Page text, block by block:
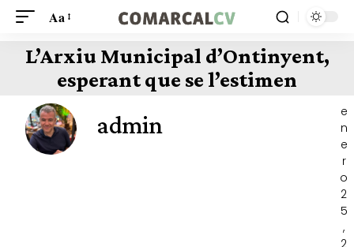
Aa
L’Arxiu Municipal d’Ontinyent,
esperant que se l’estimen
admin
e
n
e
r
o
2
5
,
2